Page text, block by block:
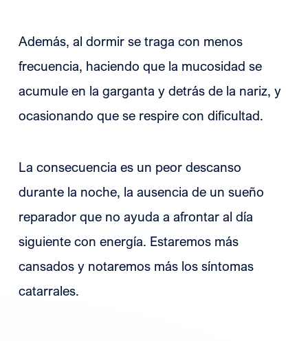
Además, al dormir se traga con menos
frecuencia, haciendo que la mucosidad se
acumule en la garganta y detrás de la nariz, y
ocasionando que se respire con dificultad.
La consecuencia es un peor descanso
durante la noche, la ausencia de un sueño
reparador que no ayuda a afrontar al día
siguiente con energía. Estaremos más
cansados y notaremos más los síntomas
catarrales.